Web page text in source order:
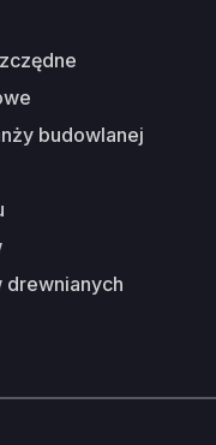
budowlanej
drewnianych